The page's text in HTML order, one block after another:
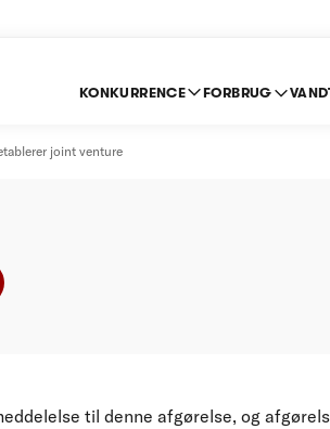
KONKURRENCE FORBRUG
joint venture
til denne afgørelse, og